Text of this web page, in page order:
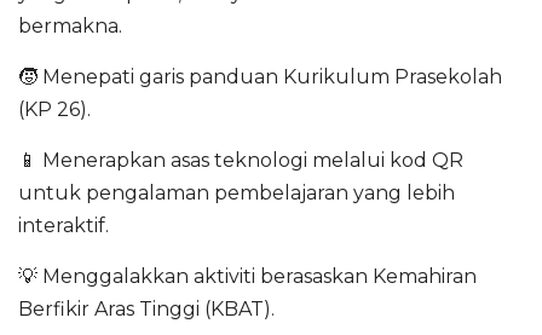
bermakna.
🧒 Menepati garis panduan Kurikulum Prasekolah
(KP 26).
📱 Menerapkan asas teknologi melalui kod QR
untuk pengalaman pembelajaran yang lebih
interaktif.
💡 Menggalakkan aktiviti berasaskan Kemahiran
Berfikir Aras Tinggi (KBAT).